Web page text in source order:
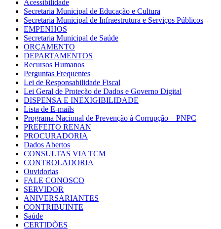
Acessibilidade
Secretaria Municipal de Educação e Cultura
Secretaria Municipal de Infraestrutura e Serviços Públicos
EMPENHOS
Secretaria Municipal de Saúde
ORÇAMENTO
DEPARTAMENTOS
Recursos Humanos
Perguntas Frequentes
Lei de Responsabilidade Fiscal
Lei Geral de Proteção de Dados e Governo Digital
DISPENSA E INEXIGIBILIDADE
Lista de E-mails
Programa Nacional de Prevenção à Corrupção – PNPC
PREFEITO RENAN
PROCURADORIA
Dados Abertos
CONSULTAS VIA TCM
CONTROLADORIA
Ouvidorias
FALE CONOSCO
SERVIDOR
ANIVERSARIANTES
CONTRIBUINTE
Saúde
CERTIDÕES